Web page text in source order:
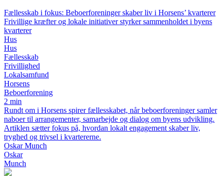
Fællesskab i fokus: Beboerforeninger skaber liv i Horsens’ kvarterer
Frivillige kræfter og lokale initiativer styrker sammenholdet i byens
kvarterer
Hus
Hus
Fællesskab
Frivillighed
Lokalsamfund
Horsens
Beboerforening
2 min
Rundt om i Horsens spirer fællesskabet, når beboerforeninger samler
naboer til arrangementer, samarbejde og dialog om byens udvikling.
Artiklen sætter fokus på, hvordan lokalt engagement skaber liv,
tryghed og trivsel i kvartererne.
Oskar Munch
Oskar
Munch